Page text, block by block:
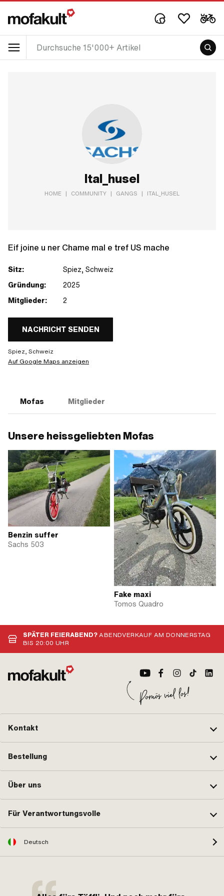
Ital_husel
HOME | COMMUNITY | GANGS | ITAL_HUSEL
Eif joine u ner Chame mal e tref US mache
Sitz:
Spiez, Schweiz
Gründung:
2025
Mitglieder:
2
NACHRICHT SENDEN
Spiez, Schweiz
Auf Google Maps anzeigen
Mofas Mitglieder
Unsere heissgeliebten Mofas
Benzin suffer
Sachs 503
Fake maxi
Tomos Quadro
SPÄTER FEIERABEND?ABENDVERKAUF AM DONNERSTAG
BIS 20:00 UHR
Kontakt
Bestellung
Über uns
Für Verantwortungsvolle
Deutsch